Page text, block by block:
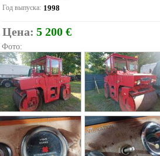
Год выпуска: 1998
Цена: 5 200 €
Фото: